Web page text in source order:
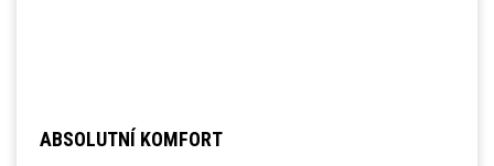
ABSOLUTNÍ KOMFORT